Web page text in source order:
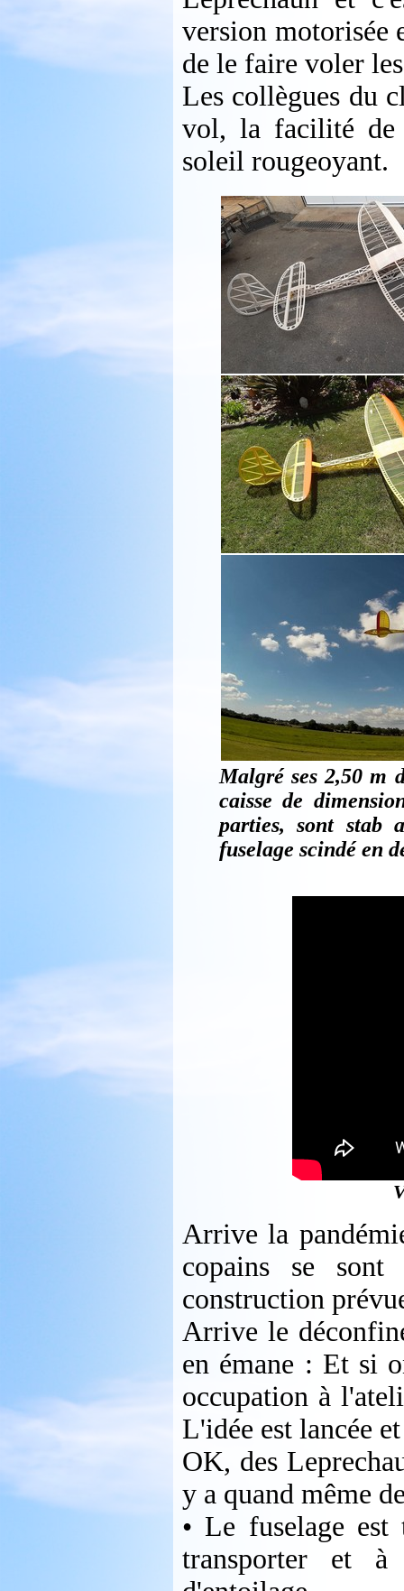
version motorisée
de le faire voler
Les collègues du
vol, la facilité de
soleil rougeoyant.
Malgré ses 2,50 m
caisse de
parties, sont stab
fuselage scindé en
Arrive la
copains se
construction
Arrive le
en émane : Et si
occupation à
L'idée est lancée
OK, des
y a quand même
• Le fuselage
transporter et à